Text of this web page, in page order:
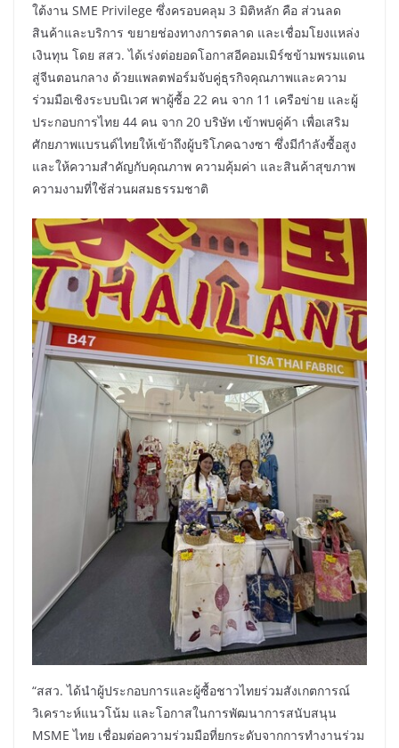
ใต้งาน SME Privilege ซึ่งครอบคลุม 3 มิติหลัก คือ ส่วนลด
สินค้าและบริการ ขยายช่องทางการตลาด และเชื่อมโยงแหล่ง
เงินทุน โดย สสว. ได้เร่งต่อยอดโอกาสอีคอมเมิร์ซข้ามพรมแดน
สู่จีนตอนกลาง ด้วยแพลตฟอร์มจับคู่ธุรกิจคุณภาพและความ
ร่วมมือเชิงระบบนิเวศ พาผู้ซื้อ 22 คน จาก 11 เครือข่าย และผู้
ประกอบการไทย 44 คน จาก 20 บริษัท เข้าพบคู่ค้า เพื่อเสริม
ศักยภาพแบรนด์ไทยให้เข้าถึงผู้บริโภคฉางซา ซึ่งมีกำลังซื้อสูง
และให้ความสำคัญกับคุณภาพ ความคุ้มค่า และสินค้าสุขภาพ
ความงามที่ใช้ส่วนผสมธรรมชาติ
“สสว. ได้นำผู้ประกอบการและผู้ซื้อชาวไทยร่วมสังเกตการณ์
วิเคราะห์แนวโน้ม และโอกาสในการพัฒนาการสนับสนุน
MSME ไทย เชื่อมต่อความร่วมมือที่ยกระดับจากการทำงานร่วม